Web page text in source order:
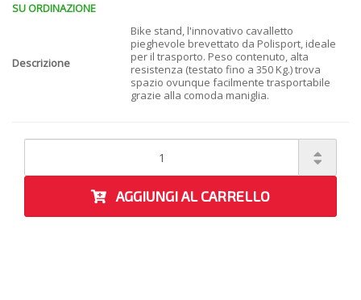
SU ORDINAZIONE
Descrizione
Bike stand, l'innovativo cavalletto
pieghevole brevettato da Polisport, ideale
per il trasporto. Peso contenuto, alta
resistenza (testato fino a 350 Kg.) trova
spazio ovunque facilmente trasportabile
grazie alla comoda maniglia.
AGGIUNGI AL CARRELLO